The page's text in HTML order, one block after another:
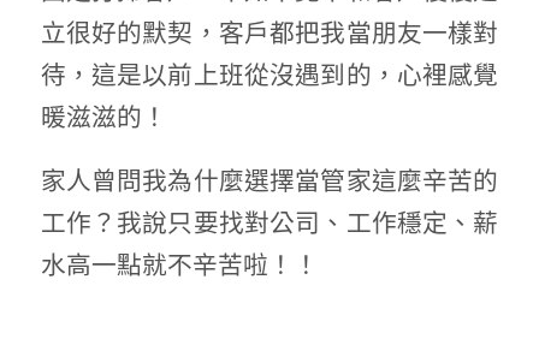
立很好的默契，客戶都把我當朋友一樣對
待，這是以前上班從沒遇到的，心裡感覺
暖滋滋的！
家人曾問我為什麼選擇當管家這麼辛苦的
工作？我說只要找對公司、工作穩定、薪
水高一點就不辛苦啦！！